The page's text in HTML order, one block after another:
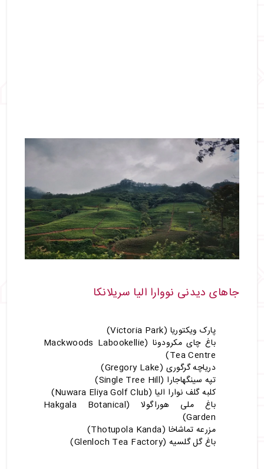
جاهای دیدنی نووارا الیا سریلانکا
پارک ویکتوریا (Victoria Park)
باغ چای مکرودونا (Mackwoods Labookellie
Tea Centre)
دریاچه گرگوری (Gregory Lake)
تپه سینگهاجارا (Single Tree Hill)
کلبه گلف نوارا الیا (Nuwara Eliya Golf Club)
باغ ملی هوراگولا (Hakgala Botanical
Garden)
مزرعه تماشاخا (Thotupola Kanda)
باغ گل گلسیه (Glenloch Tea Factory)